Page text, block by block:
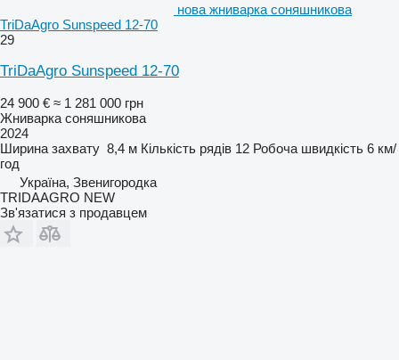
нова жниварка соняшникова
TriDaAgro Sunspeed 12-70
29
TriDaAgro Sunspeed 12-70
24 900 € ≈ 1 281 000 грн
Жниварка соняшникова
2024
Ширина захвату 8,4 м Кількість рядів 12 Робоча швидкість 6 км/
год
Україна, Звенигородка
TRIDAAGRO NEW
Зв'язатися з продавцем